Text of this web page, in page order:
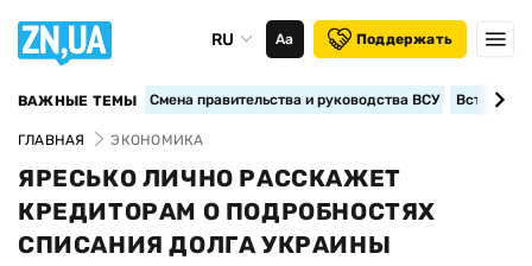
RU Аа Поддержать
ВАЖНЫЕ ТЕМЫ Смена правительства и руководства ВСУ
ГЛАВНАЯ ЭКОНОМИКА
ЯРЕСЬКО ЛИЧНО РАССКАЖЕТ
КРЕДИТОРАМ О ПОДРОБНОСТЯХ
СПИСАНИЯ ДОЛГА УКРАИНЫ